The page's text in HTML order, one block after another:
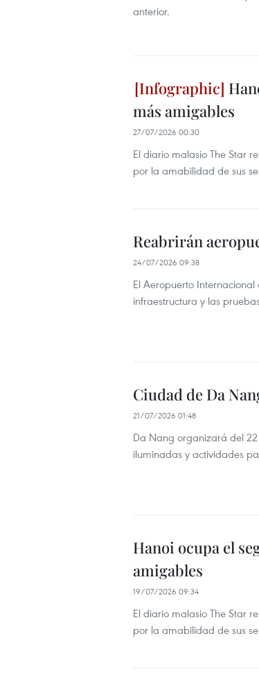
anterior.
más amigables
27/07/2026 00:30
El diario malasio The Star
por la amabilidad de sus
Reabrirán
24/07/2026 09:38
El Aeropuerto
infraestructura y las
Ciudad de Da
21/07/2026 01:48
Da Nang organizará del
iluminadas y actividades
Hanoi ocupa el
amigables
19/07/2026 09:34
El diario malasio The Star
por la amabilidad de sus